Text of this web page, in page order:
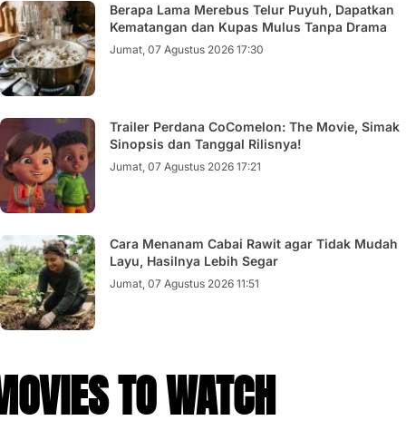
Berapa Lama Merebus Telur Puyuh, Dapatkan
Kematangan dan Kupas Mulus Tanpa Drama
Jumat, 07 Agustus 2026 17:30
Trailer Perdana CoComelon: The Movie, Simak
Sinopsis dan Tanggal Rilisnya!
Jumat, 07 Agustus 2026 17:21
Cara Menanam Cabai Rawit agar Tidak Mudah
Layu, Hasilnya Lebih Segar
Jumat, 07 Agustus 2026 11:51
TO WATCH